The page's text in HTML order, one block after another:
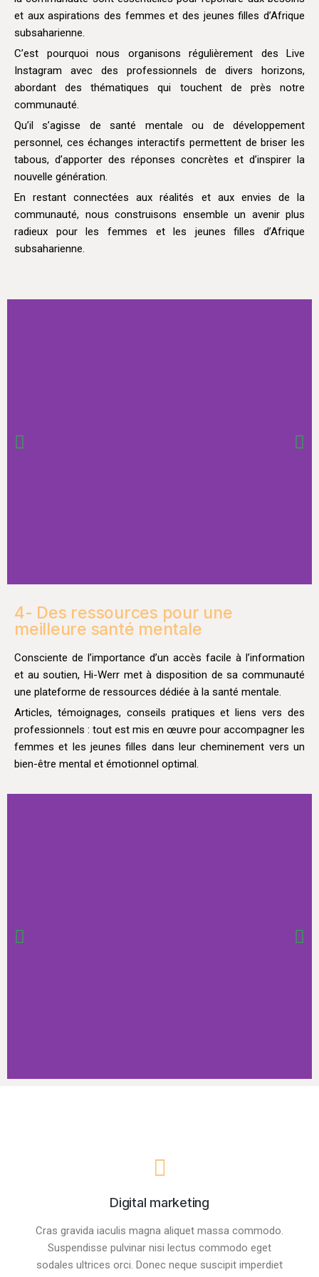
et aux aspirations des femmes et des jeunes filles d’Afrique
subsaharienne.
C’est pourquoi nous organisons régulièrement des Live
Instagram avec des professionnels de divers horizons,
abordant des thématiques qui touchent de près notre
communauté.
Qu’il s’agisse de santé mentale ou de développement
personnel, ces échanges interactifs permettent de briser les
tabous, d’apporter des réponses concrètes et d’inspirer la
nouvelle génération.
En restant connectées aux réalités et aux envies de la
communauté, nous construisons ensemble un avenir plus
radieux pour les femmes et les jeunes filles d’Afrique
subsaharienne.
4- Des ressources pour une
meilleure santé mentale​
Consciente de l’importance d’un accès facile à l’information
et au soutien, Hi-Werr met à disposition de sa communauté
une plateforme de ressources dédiée à la santé mentale.
Articles, témoignages, conseils pratiques et liens vers des
professionnels : tout est mis en œuvre pour accompagner les
femmes et les jeunes filles dans leur cheminement vers un
bien-être mental et émotionnel optimal.​
Digital marketing
Cras gravida iaculis magna aliquet massa commodo.
Suspendisse pulvinar nisi lectus commodo eget
sodales ultrices orci. Donec neque suscipit imperdiet